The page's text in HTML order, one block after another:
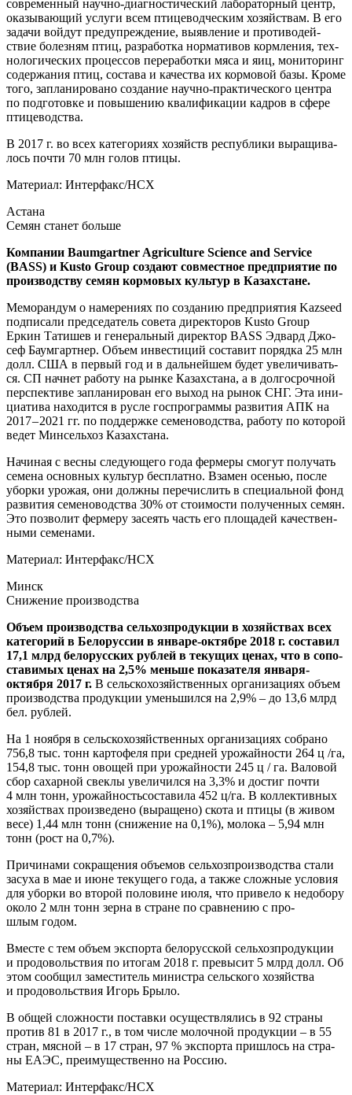
совре­мен­ный науч­но-диа­гно­сти­че­ский лабо­ра­тор­ный центр,
ока­зы­ва­ю­щий услу­ги всем пти­це­вод­че­ским хозяй­ствам. В его
зада­чи вой­дут пре­ду­пре­жде­ние, выяв­ле­ние и про­ти­во­дей­
ствие болез­ням птиц, раз­ра­бот­ка нор­ма­ти­вов корм­ле­ния, тех­
но­ло­ги­че­ских про­цес­сов пере­ра­бот­ки мяса и яиц, мони­то­ринг
содер­жа­ния птиц, соста­ва и каче­ства их кор­мо­вой базы. Кро­ме
того, запла­ни­ро­ва­но созда­ние науч­но-прак­ти­че­ско­го цен­тра
по под­го­тов­ке и повы­ше­нию ква­ли­фи­ка­ции кад­ров в сфе­ре
птицеводства.
В 2017 г. во всех кате­го­ри­ях хозяйств рес­пуб­ли­ки выра­щи­ва­
лось почти 70 млн голов птицы.
Мате­ри­ал: Интерфакс/НСХ
Аста­на
Семян ста­нет больше
Ком­па­нии Baumgartner Agriculture Science and Service
(BASS) и Kusto Group созда­ют сов­мест­ное пред­при­я­тие по
про­из­вод­ству семян кор­мо­вых куль­тур в Казахстане.
Мемо­ран­дум о наме­ре­ни­ях по созда­нию пред­при­я­тия Kazseed
под­пи­са­ли пред­се­да­тель сове­та дирек­то­ров Kusto Group
Еркин Тати­шев и гене­раль­ный дирек­тор BASS Эдвард Джо­
сеф Баум­гарт­нер. Объ­ем инве­сти­ций соста­вит поряд­ка 25 млн
долл. США в пер­вый год и в даль­ней­шем будет уве­ли­чи­вать­
ся. СП нач­нет рабо­ту на рын­ке Казах­ста­на, а в дол­го­сроч­ной
пер­спек­ти­ве запла­ни­ро­ван его выход на рынок СНГ. Эта ини­
ци­а­ти­ва нахо­дит­ся в рус­ле гос­про­грам­мы раз­ви­тия АПК на
2017 – 2021 гг. по под­держ­ке семе­но­вод­ства, рабо­ту по кото­рой
ведет Мин­сель­хоз Казахстана.
Начи­ная с вес­ны сле­ду­ю­ще­го года фер­ме­ры смо­гут полу­чать
семе­на основ­ных куль­тур бес­плат­но. Вза­мен осе­нью, после
убор­ки уро­жая, они долж­ны пере­чис­лить в спе­ци­аль­ной фонд
раз­ви­тия семе­но­вод­ства 30% от сто­и­мо­сти полу­чен­ных семян.
Это поз­во­лит фер­ме­ру засе­ять часть его пло­ща­дей каче­ствен­
ны­ми семенами.
Мате­ри­ал: Интерфакс/НСХ
Минск
Сни­же­ние производства
Объ­ем про­из­вод­ства сель­хоз­про­дук­ции в хозяй­ствах всех
кате­го­рий в Бело­рус­сии в янва­ре-октяб­ре 2018 г. соста­вил
17,1 млрд бело­рус­ских руб­лей в теку­щих ценах, что в сопо­
ста­ви­мых ценах на 2,5% мень­ше пока­за­те­ля янва­ря-
октяб­ря 2017 г. В сель­ско­хо­зяй­ствен­ных орга­ни­за­ци­ях объ­ем
про­из­вод­ства про­дук­ции умень­шил­ся на 2,9% – до 13,6 млрд
бел. рублей.
На 1 нояб­ря в сель­ско­хо­зяй­ствен­ных орга­ни­за­ци­ях собра­но
756,8 тыс. тонн кар­то­фе­ля при сред­ней уро­жай­но­сти 264 ц /га,
154,8 тыс. тонн ово­щей при уро­жай­но­сти 245 ц / га. Вало­вой
сбор сахар­ной свек­лы уве­ли­чил­ся на 3,3% и достиг почти
4 млн тонн, уро­жай­ность­со­ста­ви­ла 452 ц/га. В кол­лек­тив­ных
хозяй­ствах про­из­ве­де­но (выра­ще­но) ско­та и пти­цы (в живом
весе) 1,44 млн тонн (сни­же­ние на 0,1%), моло­ка – 5,94 млн
тонн (рост на 0,7%).
При­чи­на­ми сокра­ще­ния объ­е­мов сель­хоз­про­из­вод­ства ста­ли
засу­ха в мае и июне теку­ще­го года, а так­же слож­ные усло­вия
для убор­ки во вто­рой поло­вине июля, что при­ве­ло к недо­бо­ру
око­ло 2 млн тонн зер­на в стране по срав­не­нию с про­
шлым годом.
Вме­сте с тем объ­ем экс­пор­та бело­рус­ской сель­хоз­про­дук­ции
и про­до­воль­ствия по ито­гам 2018 г. пре­вы­сит 5 млрд долл. Об
этом сооб­щил заме­сти­тель мини­стра сель­ско­го хозяй­ства
и про­до­воль­ствия Игорь Брыло.
В общей слож­но­сти постав­ки осу­ществ­ля­лись в 92 стра­ны
про­тив 81 в 2017 г., в том чис­ле молоч­ной про­дук­ции – в 55
стран, мяс­ной – в 17 стран, 97 % экс­пор­та при­шлось на стра­
ны ЕАЭС, пре­иму­ще­ствен­но на Россию.
Мате­ри­ал: Интерфакс/НСХ